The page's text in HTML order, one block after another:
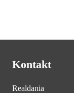
Kontakt
Realdania